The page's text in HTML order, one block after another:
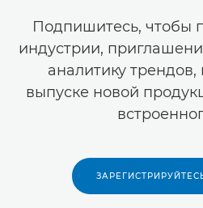
Подпишитесь, чтобы
индустрии,
аналитику
выпуске новой